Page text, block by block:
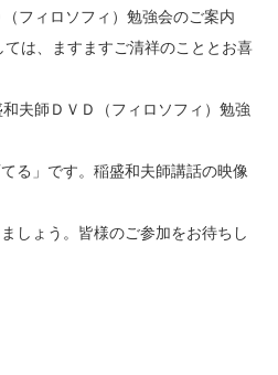
フィロソフィ）勉強会のご案内
は、ますますご清祥のこととお喜
夫師ＤＶＤ（フィロソフィ）勉強
る」です。稲盛和夫師講話の映像
しょう。皆様のご参加をお待ちし